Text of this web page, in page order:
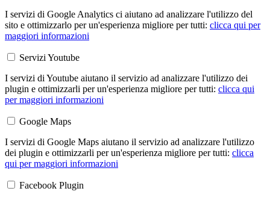
I servizi di Google Analytics ci aiutano ad analizzare l'utilizzo del
sito e ottimizzarlo per un'esperienza migliore per tutti: clicca qui per
maggiori informazioni
Servizi Youtube
I servizi di Youtube aiutano il servizio ad analizzare l'utilizzo dei
plugin e ottimizzarli per un'esperienza migliore per tutti: clicca qui
per maggiori informazioni
Google Maps
I servizi di Google Maps aiutano il servizio ad analizzare l'utilizzo
dei plugin e ottimizzarli per un'esperienza migliore per tutti: clicca
qui per maggiori informazioni
Facebook Plugin